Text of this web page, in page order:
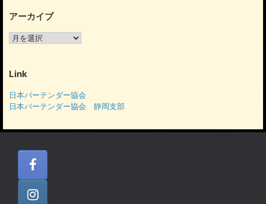
アーカイブ
ア
イ
Link
日本バーテンダー協会
日本バーテンダー協会 静岡支部